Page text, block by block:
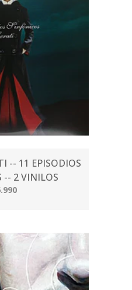
-- 11 EPISODIOS
-- 2 VINILOS